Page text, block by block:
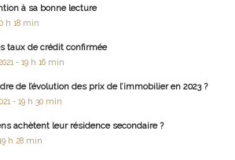
à sa bonne lecture
h 18 min
taux de crédit confirmée
- 19 h 16 min
de l’évolution des prix de l’immobilier en 2023 ?
- 19 h 30 min
achètent leur résidence secondaire ?
h 28 min